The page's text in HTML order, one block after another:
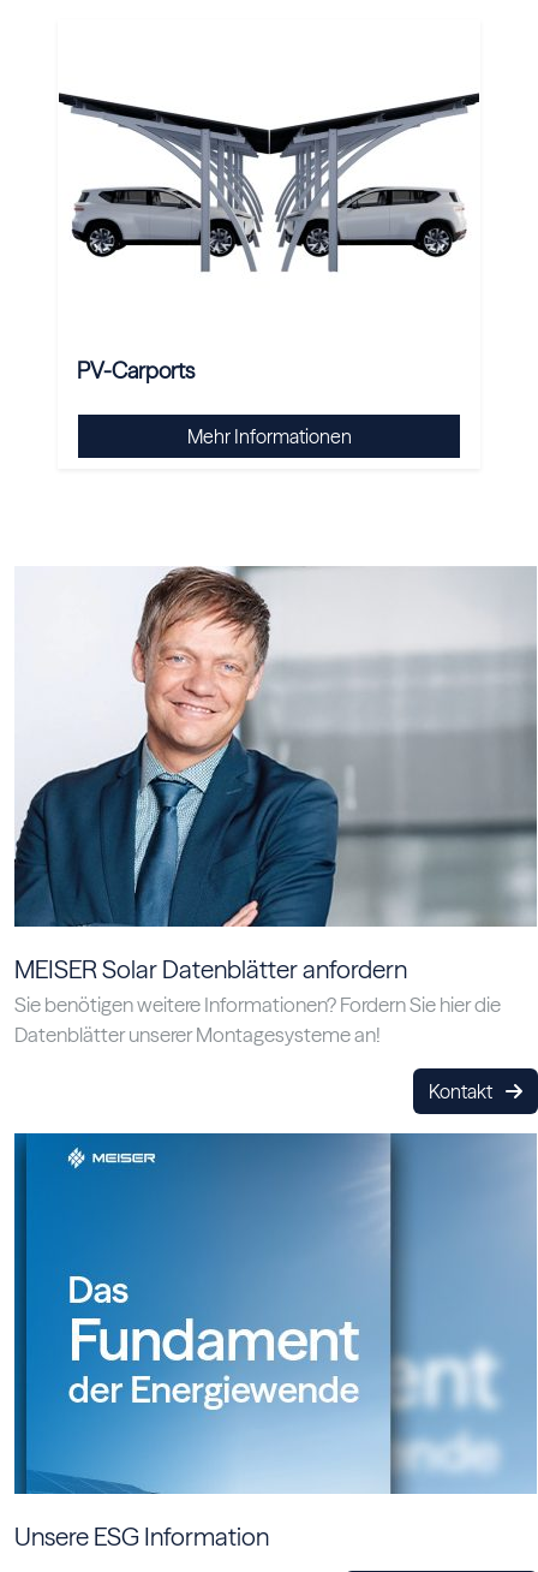
PV-Carports
Mehr Informationen
MEISER Solar Datenblätter anfordern
Sie benötigen weitere Informationen? Fordern Sie hier die
Datenblätter unserer Montagesysteme an!
Kontakt
Unsere ESG Information